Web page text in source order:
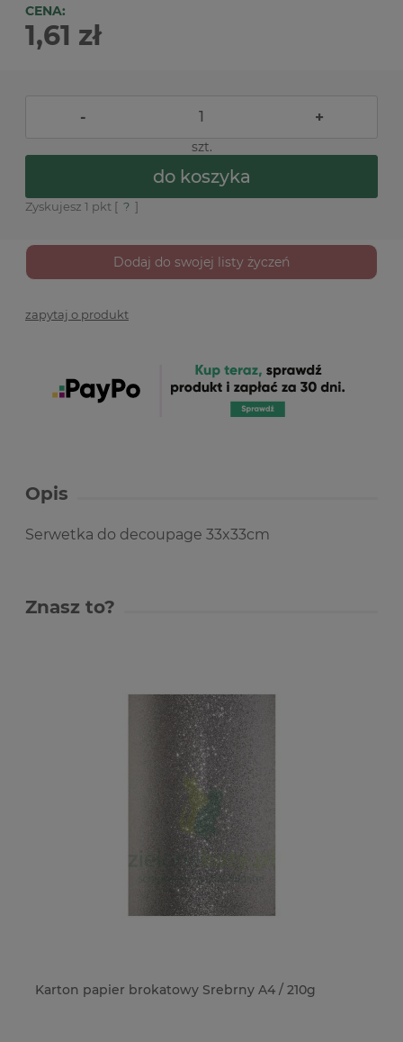
CENA:
1,61 zł
- +
szt.
do koszyka
Zyskujesz 1 pkt [ ? ]
Dodaj do swojej listy życzeń
zapytaj o produkt
Opis
Serwetka do decoupage 33x33cm
Znasz to?
Karton papier brokatowy Srebrny A4 / 210g